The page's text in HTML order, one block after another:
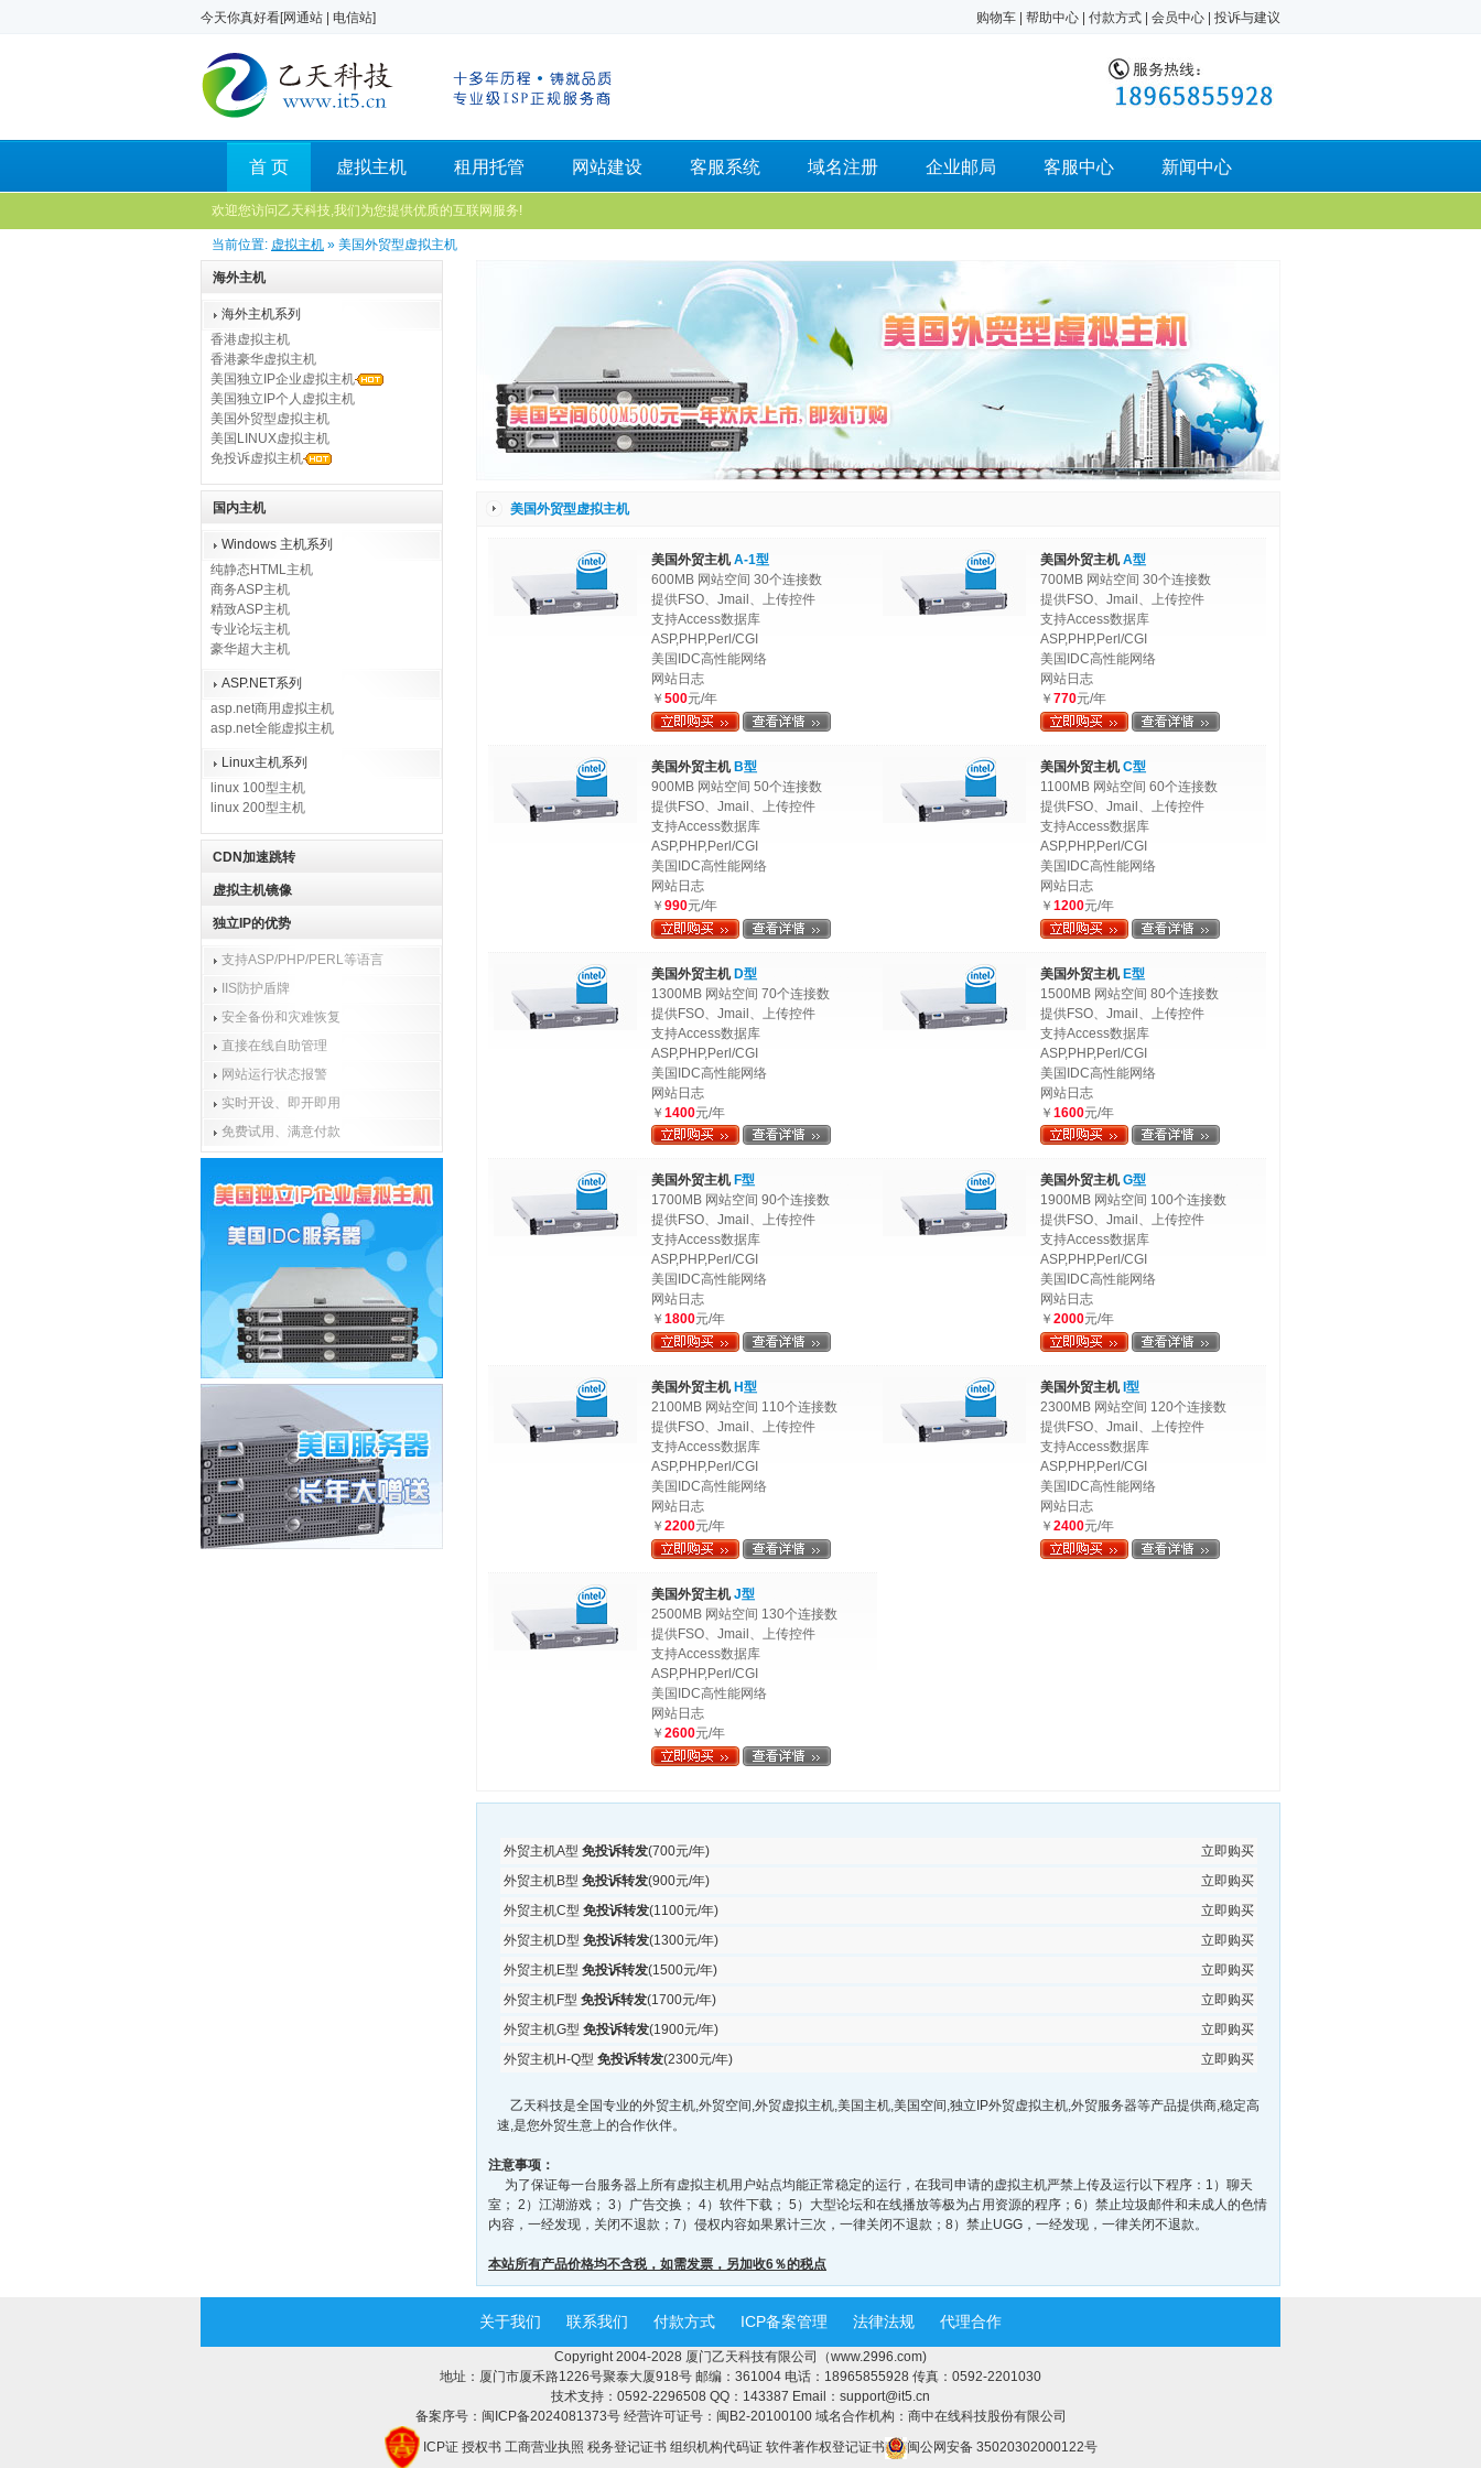
今天你真好看[网通站 电信站] 购物车 帮助中心 付款方式 会员中心 投诉与建议
首 页 虚拟主机 租用托管 网站建设 客服系统 域名注册 企业邮局 客服中心 新闻中心
欢迎您访问乙天科技,我们为您提供优质的互联网服务!
当前位置: 虚拟主机 » 美国外贸型虚拟主机
海外主机
海外主机系列
香港虚拟主机
香港豪华虚拟主机
美国独立IP企业虚拟主机
美国独立IP个人虚拟主机
美国外贸型虚拟主机
美国LINUX虚拟主机
免投诉虚拟主机
国内主机
Windows 主机系列
纯静态HTML主机
商务ASP主机
精致ASP主机
专业论坛主机
豪华超大主机
ASP.NET系列
asp.net商用虚拟主机
asp.net全能虚拟主机
Linux主机系列
linux 100型主机
linux 200型主机
CDN加速跳转
虚拟主机镜像
独立IP的优势
支持ASP/PHP/PERL等语言
IIS防护盾牌
安全备份和灾难恢复
直接在线自助管理
网站运行状态报警
实时开设、即开即用
免费试用、满意付款
美国外贸型虚拟主机
美国外贸主机A-1型
600MB 网站空间 30个连接数
提供FSO、Jmail、上传控件
支持Access数据库
ASP,PHP,Perl/CGI
美国IDC高性能网络
网站日志
￥ 500元/年
美国外贸主机A型
700MB 网站空间 30个连接数
提供FSO、Jmail、上传控件
支持Access数据库
ASP,PHP,Perl/CGI
美国IDC高性能网络
网站日志
￥ 770元/年
美国外贸主机B型
900MB 网站空间 50个连接数
提供FSO、Jmail、上传控件
支持Access数据库
ASP,PHP,Perl/CGI
美国IDC高性能网络
网站日志
￥ 990元/年
美国外贸主机C型
1100MB 网站空间 60个连接数
提供FSO、Jmail、上传控件
支持Access数据库
ASP,PHP,Perl/CGI
美国IDC高性能网络
网站日志
￥ 1200元/年
美国外贸主机D型
1300MB 网站空间 70个连接数
提供FSO、Jmail、上传控件
支持Access数据库
ASP,PHP,Perl/CGI
美国IDC高性能网络
网站日志
￥ 1400元/年
美国外贸主机E型
1500MB 网站空间 80个连接数
提供FSO、Jmail、上传控件
支持Access数据库
ASP,PHP,Perl/CGI
美国IDC高性能网络
网站日志
￥ 1600元/年
美国外贸主机 F型
1700MB 网站空间 90个连接数
提供FSO、Jmail、上传控件
支持Access数据库
ASP,PHP,Perl/CGI
美国IDC高性能网络
网站日志
￥ 1800元/年
美国外贸主机G型
1900MB 网站空间 100个连接数
提供FSO、Jmail、上传控件
支持Access数据库
ASP,PHP,Perl/CGI
美国IDC高性能网络
网站日志
￥ 2000元/年
美国外贸主机 H型
2100MB 网站空间 110个连接数
提供FSO、Jmail、上传控件
支持Access数据库
ASP,PHP,Perl/CGI
美国IDC高性能网络
网站日志
￥ 2200元/年
美国外贸主机 I型
2300MB 网站空间 120个连接数
提供FSO、Jmail、上传控件
支持Access数据库
ASP,PHP,Perl/CGI
美国IDC高性能网络
网站日志
￥ 2400元/年
美国外贸主机J型
2500MB 网站空间 130个连接数
提供FSO、Jmail、上传控件
支持Access数据库
ASP,PHP,Perl/CGI
美国IDC高性能网络
网站日志
￥ 2600元/年
立即购买
外贸主机A型 免投诉转发(700元/年)
立即购买
外贸主机B型 免投诉转发(900元/年)
立即购买
外贸主机C型 免投诉转发(1100元/年)
立即购买
外贸主机D型 免投诉转发(1300元/年)
立即购买
外贸主机E型 免投诉转发(1500元/年)
立即购买
外贸主机F型 免投诉转发(1700元/年)
立即购买
外贸主机G型 免投诉转发(1900元/年)
立即购买
外贸主机H-Q型 免投诉转发(2300元/年)
乙天科技是全国专业的外贸主机,外贸空间,外贸虚拟主机,美国主机,美国空间,独立IP外贸虚拟主机,外贸服务器等产品提供商,稳定高
速,是您外贸生意上的合作伙伴。
注意事项：
为了保证每一台服务器上所有虚拟主机用户站点均能正常稳定的运行，在我司申请的虚拟主机严禁上传及运行以下程序：1）聊天
室； 2）江湖游戏； 3）广告交换； 4）软件下载； 5）大型论坛和在线播放等极为占用资源的程序；6）禁止垃圾邮件和未成人的色情
内容，一经发现，关闭不退款；7）侵权内容如果累计三次，一律关闭不退款；8）禁止UGG，一经发现，一律关闭不退款。
本站所有产品价格均不含税，如需发票，另加收6％的税点
关于我们 联系我们 付款方式 ICP备案管理 法律法规 代理合作
Copyright 2004-2028 厦门乙天科技有限公司（www.2996.com)
地址：厦门市厦禾路1226号聚泰大厦918号 邮编：361004 电话：18965855928 传真：0592-2201030
技术支持：0592-2296508 QQ：143387 Email：support@it5.cn
备案序号：闽ICP备2024081373号 经营许可证号：闽B2-20100100 域名合作机构：商中在线科技股份有限公司
ICP证 授权书 工商营业执照 税务登记证书 组织机构代码证 软件著作权登记证书 闽公网安备 35020302000122号